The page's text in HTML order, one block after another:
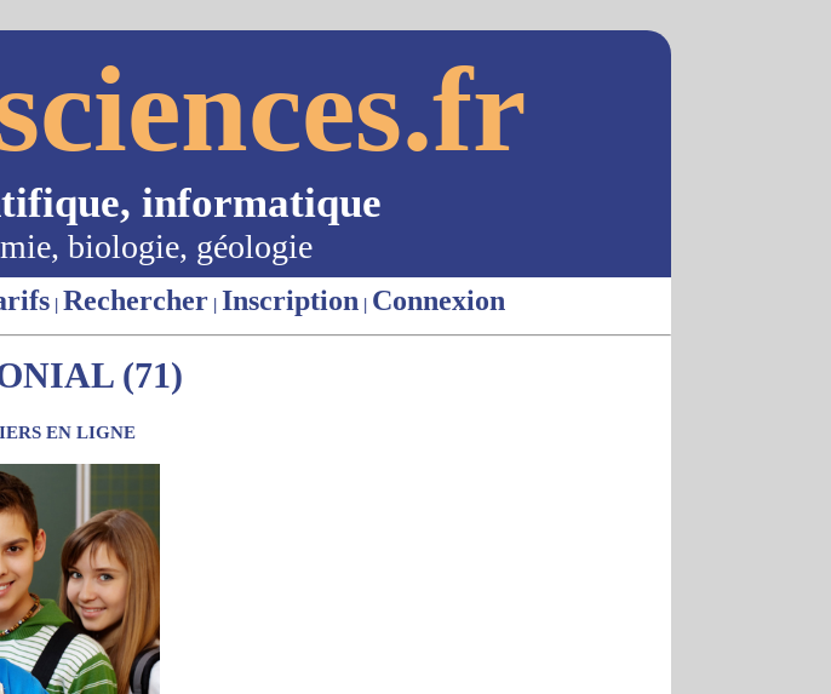
informatique
biologie, géologie
| Rechercher | Inscription | Connexion
(71)
EN LIGNE